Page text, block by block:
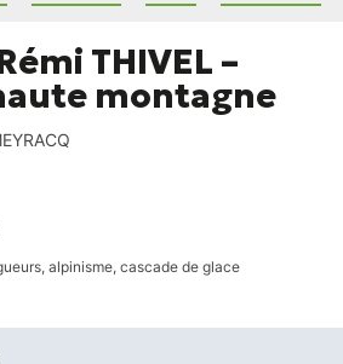
THIVEL –
montagne
alpinisme, cascade de glace